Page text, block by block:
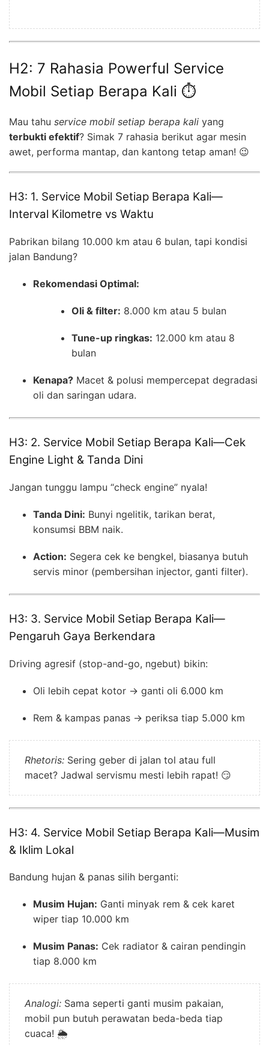
H2: 7 Rahasia Powerful Service
Mobil Setiap Berapa Kali ⏱️
Mau tahu service mobil setiap berapa kali yang
terbukti efektif? Simak 7 rahasia berikut agar mesin
awet, performa mantap, dan kantong tetap aman! 😉
H3: 1. Service Mobil Setiap Berapa Kali—
Interval Kilometre vs Waktu
Pabrikan bilang 10.000 km atau 6 bulan, tapi kondisi
jalan Bandung?
Rekomendasi Optimal:
Oli & filter: 8.000 km atau 5 bulan
Tune-up ringkas: 12.000 km atau 8
bulan
Kenapa? Macet & polusi mempercepat degradasi
oli dan saringan udara.
H3: 2. Service Mobil Setiap Berapa Kali—Cek
Engine Light & Tanda Dini
Jangan tunggu lampu “check engine” nyala!
Tanda Dini: Bunyi ngelitik, tarikan berat,
konsumsi BBM naik.
Action: Segera cek ke bengkel, biasanya butuh
servis minor (pembersihan injector, ganti filter).
H3: 3. Service Mobil Setiap Berapa Kali—
Pengaruh Gaya Berkendara
Driving agresif (stop-and-go, ngebut) bikin:
Oli lebih cepat kotor → ganti oli 6.000 km
Rem & kampas panas → periksa tiap 5.000 km
Rhetoris: Sering geber di jalan tol atau full
macet? Jadwal servismu mesti lebih rapat! 😏
H3: 4. Service Mobil Setiap Berapa Kali—Musim
& Iklim Lokal
Bandung hujan & panas silih berganti:
Musim Hujan: Ganti minyak rem & cek karet
wiper tiap 10.000 km
Musim Panas: Cek radiator & cairan pendingin
tiap 8.000 km
Analogi: Sama seperti ganti musim pakaian,
mobil pun butuh perawatan beda-beda tiap
cuaca! 🌦️